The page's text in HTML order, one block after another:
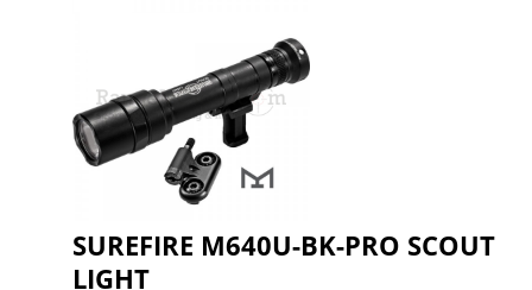
SUREFIRE M640U-BK-PRO SCOUT
LIGHT